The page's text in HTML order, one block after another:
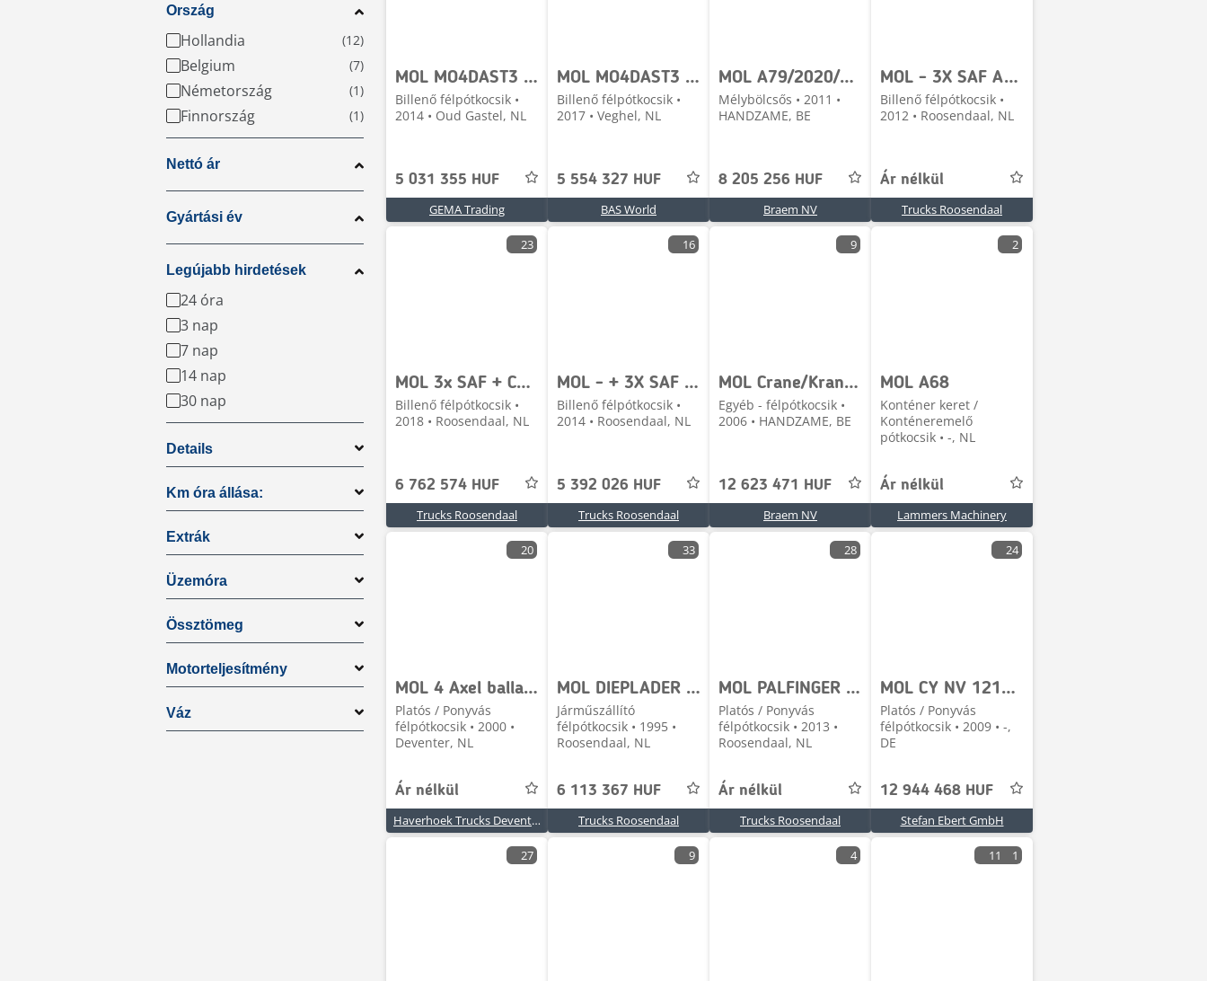
Ország
Hollandia
Belgium
Németország
Finnország
Nettó ár
Gyártási év
Legújabb hirdetések
24 óra
3 nap
7 nap
14 nap
30 nap
Details
Km óra állása:
Extrák
Üzemóra
Össztömeg
Motorteljesítmény
Váz
MOL MO4DAST3 3-Axle SAF - Tipper 30m³ - ALU/Steel - Di
Billenő félpótkocsik •
2014 • Oud Gastel, NL
5 031 355 HUF
GEMA Trading
MOL MO4DAST3 APK 04/27 ALU
Billenő félpótkocsik •
2017 • Veghel, NL
5 554 327 HUF
BAS World
MOL A79/2020/40/50 - 40 TON
Mélybölcsős • 2011 •
HANDZAME, BE
8 205 256 HUF
Braem NV
MOL - 3X SAF AXLE + 2x IN STOCK + 27M3 HARDOX
Billenő félpótkocsik •
2012 • Roosendaal, NL
Ár nélkül
Trucks Roosendaal
23
MOL 3x SAF + CHASSIS STEEL + BOX ALUMINUM + DISK BRAKE
Billenő félpótkocsik •
2018 • Roosendaal, NL
6 762 574 HUF
Trucks Roosendaal
16
MOL - + 3X SAF AXLE+ 27CUB + 3X IN STOCK
Billenő félpótkocsik •
2014 • Roosendaal, NL
5 392 026 HUF
Trucks Roosendaal
9
MOL Crane/Kran - PK 40001 EL - TOP !!
Egyéb - félpótkocsik •
2006 • HANDZAME, BE
12 623 471 HUF
Braem NV
2
MOL A68
Konténer keret /
Konténeremelő
pótkocsik • -, NL
Ár nélkül
Lammers Machinery
20
MOL 4 Axel ballast trailer
Platós / Ponyvás
félpótkocsik • 2000 •
Deventer, NL
Ár nélkül
Haverhoek Trucks Deventer
33
MOL DIEPLADER ramps + 3x axle + steering
Járműszállító
félpótkocsik • 1995 •
Roosendaal, NL
6 113 367 HUF
Trucks Roosendaal
28
MOL PALFINGER PALFINGER 40001EL - 22 METER LENGTH + RE
Platós / Ponyvás
félpótkocsik • 2013 •
Roosendaal, NL
Ár nélkül
Trucks Roosendaal
24
MOL CY NV 1214/20T/37 Palfinger PK44002
Platós / Ponyvás
félpótkocsik • 2009 • -,
DE
12 944 468 HUF
Stefan Ebert GmbH
27 9 4 11 1